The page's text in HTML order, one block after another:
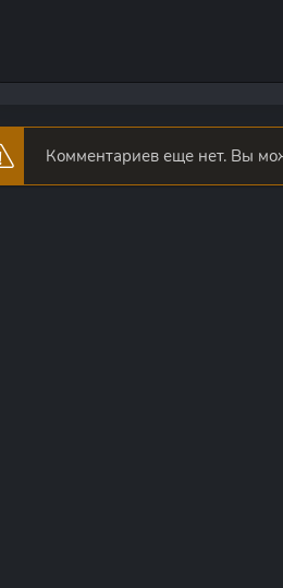
Комментариев еще нет. Вы